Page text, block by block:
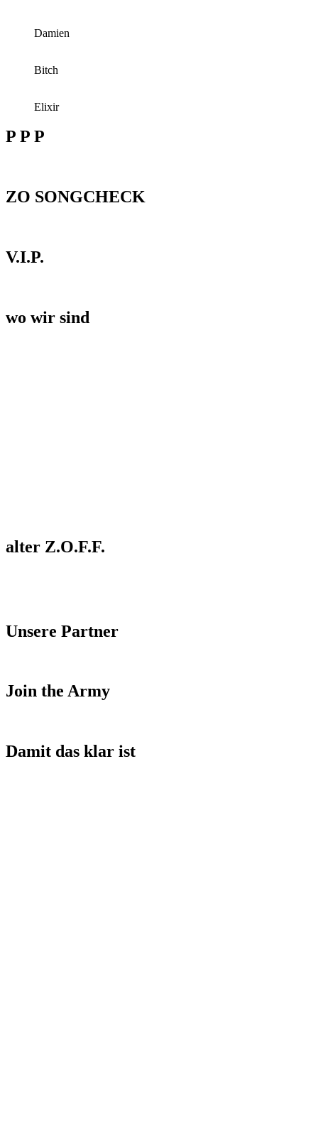
Damien
Bitch
Elixir
P P P
ZO SONGCHECK
V.I.P.
wo wir sind
alter Z.O.F.F.
Unsere Partner
Join the Army
Damit das klar ist